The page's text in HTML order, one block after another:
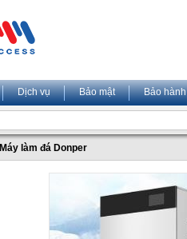
Dịch vụ Bảo mật Bảo hành
Máy làm đá Donper